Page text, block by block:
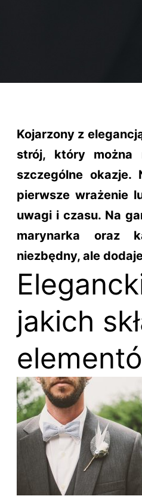
Kojarzony z
strój, który
szczególne okazje.
pierwsze wrażenie
uwagi i czasu. Na
marynarka oraz
niezbędny, ale
jakich